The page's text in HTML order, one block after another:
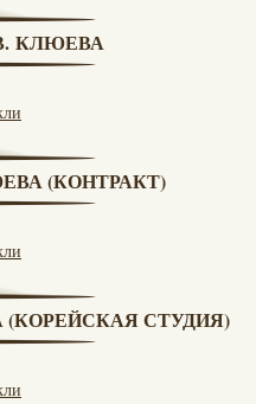
КЛЮЕВА
(КОНТРАКТ)
(КОРЕЙСКАЯ СТУДИЯ)